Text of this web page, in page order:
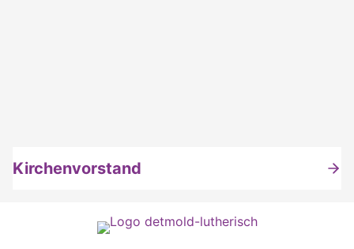
Kirchenvorstand